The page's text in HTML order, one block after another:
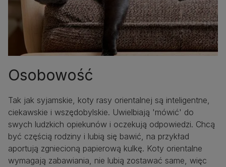
Osobowość
Tak jak syjamskie, koty rasy orientalnej są inteligentne,
ciekawskie i wszędobylskie. Uwielbiają 'mówić' do
swych ludzkich opiekunów i oczekują odpowiedzi. Chcą
być częścią rodziny i lubią się bawić, na przykład
aportują zgniecioną papierową kulkę. Koty orientalne
wymagają zabawiania, nie lubią zostawać same, więc